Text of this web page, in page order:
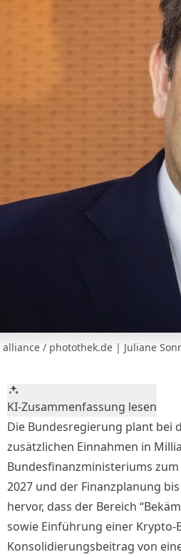
/ photothek.de | Juliane
KI-Zusammenfassung lesen
Die Bundesregierung plant bei
zusätzlichen Einnahmen in
Bundesfinanzministeriums
2027 und der Finanzplanung
hervor, dass der Bereich
sowie Einführung einer Krypto-
Konsolidierungsbeitrag von